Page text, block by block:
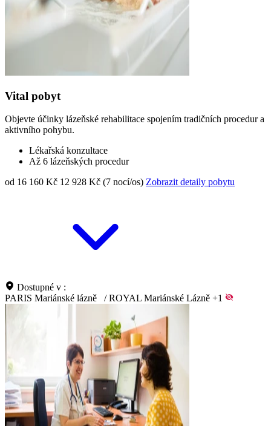
Vital pobyt
Objevte účinky lázeňské rehabilitace spojením tradičních procedur a
aktivního pohybu.
Lékařská konzultace
Až 6 lázeňských procedur
od 16 160 Kč 12 928 Kč (7 nocí/os) Zobrazit detaily pobytu
Dostupné v :
PARIS Mariánské lázně
/ ROYAL Mariánské Lázně +1